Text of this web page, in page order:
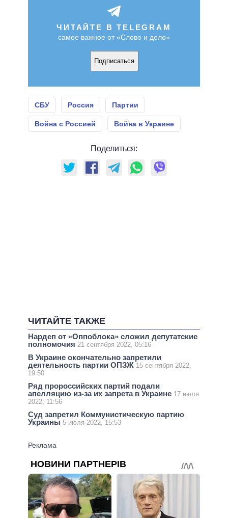
ЧИТАЙТЕ В TELEGRAM
самое важное от «Слово и дело»
Подписаться
СБУ Россия Партии
Война с Россией Война в Украине
Поделиться:
ЧИТАЙТЕ ТАКЖЕ
Нардеп от «Оппоблока» сложил депутатские
полномочия 21 сентября 2022, 05:16
В Украине окончательно запретили
деятельность партии ОПЗЖ 15 сентября 2022,
19:50
Ряд пророссийских партий подали
апелляцию из-за их запрета в Украине 17 июля
2022, 11:56
Суд запретил Коммунистическую партию
Украины 5 июля 2022, 15:53